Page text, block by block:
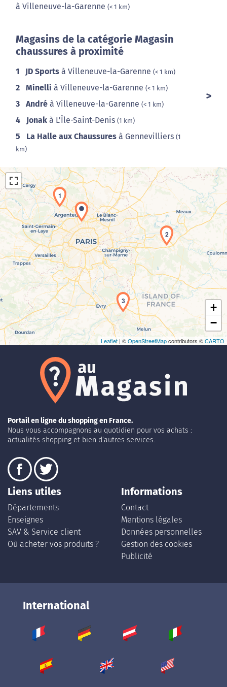
à Villeneuve-la-Garenne (< 1 km)
Magasins de la catégorie Magasin
chaussures à proximité
1 JD Sports à Villeneuve-la-Garenne (< 1 km)
2 Minelli à Villeneuve-la-Garenne (< 1 km)
3 André à Villeneuve-la-Garenne (< 1 km)
4 Jonak à L'Île-Saint-Denis (1 km)
5 La Halle aux Chaussures à Gennevilliers (1
km)
Chargement de la carte en cours...
1
2
3
+
−
Leaflet | ©OpenStreetMapcontributors ©CARTO
Portail en ligne du shopping en France.
Nous vous accompagnons au quotidien pour vos achats :
actualités shopping et bien d’autres services.
Liens utiles
Départements
Enseignes
SAV & Service client
Où acheter vos produits ?
Informations
Contact
Mentions légales
Données personnelles
Gestion des cookies
Publicité
International